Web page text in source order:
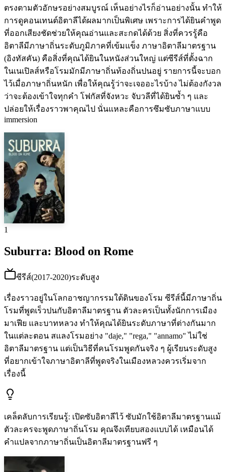
ตรงตามตัวอักษรอย่างสมบูรณ์ เห็นอย่างไรก็อ่านอย่างนั้น ทำให้
การดูคอนเทนต์อิตาลีได้ผลมากเป็นพิเศษ เพราะการได้ยินคำพูด
ที่ออกเสียงชัดช่วยให้คุณอ่านและสะกดได้ด้วย สิ่งที่ควรรู้คือ
อิตาลีมีภาษาถิ่นระดับภูมิภาคที่เข้มแข็ง ภาษาอิตาลีมาตรฐาน
(อิงทัสคัน) คือสิ่งที่คุณได้ยินในหนังส่วนใหญ่ แต่ซีรีส์ที่ตั้งฉาก
ในเนเปิลส์หรือโรมมักมีภาษาถิ่นท้องถิ่นปนอยู่ รายการนี้จะบอก
ไว้เมื่อภาษาถิ่นหนัก เพื่อให้คุณรู้ว่าจะเจออะไรบ้าง ไม่ต้องกังวล
ว่าจะต้องเข้าใจทุกคำ โฟกัสที่จังหวะ จับวลีที่ได้ยินซ้ำ ๆ และ
ปล่อยให้เรื่องราวพาคุณไป นั่นแหละคือการซึมซับภาษาแบบ
immersion
1
Suburra: Blood on Rome
ซีรีส์(2017-2020)ระดับสูง
เรื่องราวอยู่ในโลกอาชญากรรมใต้ดินของโรม ซีรีส์นี้มีภาษาถิ่น
โรมที่พูดเร็วปนกับอิตาลีมาตรฐาน ตัวละครเป็นทั้งนักการเมือง
มาเฟีย และบาทหลวง ทำให้คุณได้ยินระดับภาษาที่ต่างกันมาก
ในแต่ละตอน สแลงโรมอย่าง "daje," "rega," "annamo" ไม่ใช่
อิตาลีมาตรฐาน แต่เป็นวิธีที่คนโรมพูดกันจริง ๆ ผู้เรียนระดับสูง
ที่อยากเข้าใจภาษาอิตาลีที่พูดจริงในเมืองหลวงควรเริ่มจาก
เรื่องนี้
เคล็ดลับการเรียนรู้: เปิดซับอิตาลีไว้ ซับมักใช้อิตาลีมาตรฐานแม้
ตัวละครจะพูดภาษาถิ่นโรม คุณจึงเทียบสองแบบได้ เหมือนได้
คำแปลจากภาษาถิ่นเป็นอิตาลีมาตรฐานฟรี ๆ